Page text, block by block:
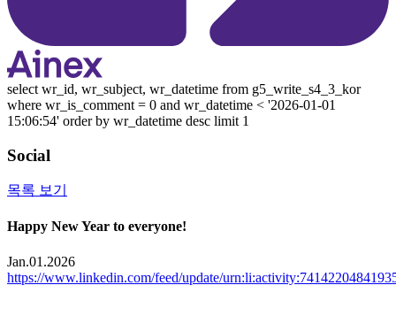
select wr_id, wr_subject, wr_datetime from g5_write_s4_3_kor
where wr_is_comment = 0 and wr_datetime < '2026-01-01
15:06:54' order by wr_datetime desc limit 1
Social
목록 보기
Happy New Year to everyone!
Jan.01.2026
https://www.linkedin.com/feed/update/